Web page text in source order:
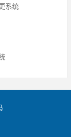
系统